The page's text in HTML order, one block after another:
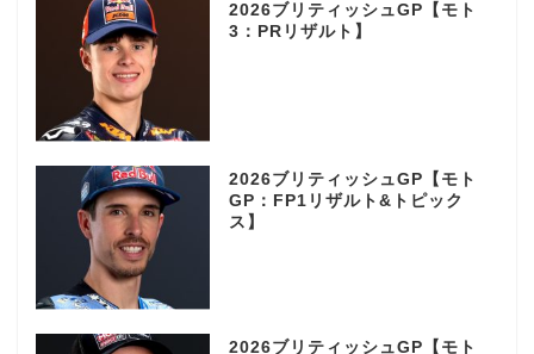
2026ブリティッシュGP【モト
3：PRリザルト】
2026ブリティッシュGP【モト
GP：FP1リザルト&トピック
ス】
2026ブリティッシュGP【モト